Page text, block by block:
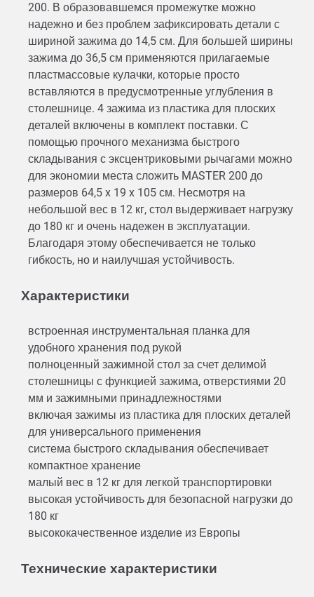
200. В образовавшемся промежутке можно
надежно и без проблем зафиксировать детали с
шириной зажима до 14,5 см. Для большей ширины
зажима до 36,5 см применяются прилагаемые
пластмассовые кулачки, которые просто
вставляются в предусмотренные углубления в
столешнице. 4 зажима из пластика для плоских
деталей включены в комплект поставки. С
помощью прочного механизма быстрого
складывания с эксцентриковыми рычагами можно
для экономии места сложить MASTER 200 до
размеров 64,5 x 19 x 105 см. Несмотря на
небольшой вес в 12 кг, стол выдерживает нагрузку
до 180 кг и очень надежен в эксплуатации.
Благодаря этому обеспечивается не только
гибкость, но и наилучшая устойчивость.
Характеристики
встроенная инструментальная планка для
удобного хранения под рукой
полноценный зажимной стол за счет делимой
столешницы с функцией зажима, отверстиями 20
мм и зажимными принадлежностями
включая зажимы из пластика для плоских деталей
для универсального применения
система быстрого складывания обеспечивает
компактное хранение
малый вес в 12 кг для легкой транспортировки
высокая устойчивость для безопасной нагрузки до
180 кг
высококачественное изделие из Европы
Технические характеристики